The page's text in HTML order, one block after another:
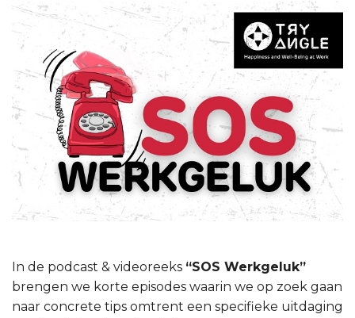
In de podcast & videoreeks “SOS Werkgeluk”
brengen we korte episodes waarin we op zoek gaan
naar concrete tips omtrent een specifieke uitdaging